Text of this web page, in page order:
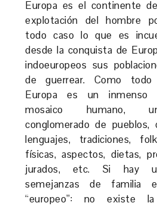
Europa es el continente
explotación del hombre
todo caso lo que es
desde la conquista de
indoeuropeos sus
de guerrear. Como
Europa es un inmenso
mosaico humano,
conglomerado de
lenguajes, tradiciones,
físicas, aspectos, dietas,
jurados, etc. Si hay
semejanzas de familia
“europeo”: no existe